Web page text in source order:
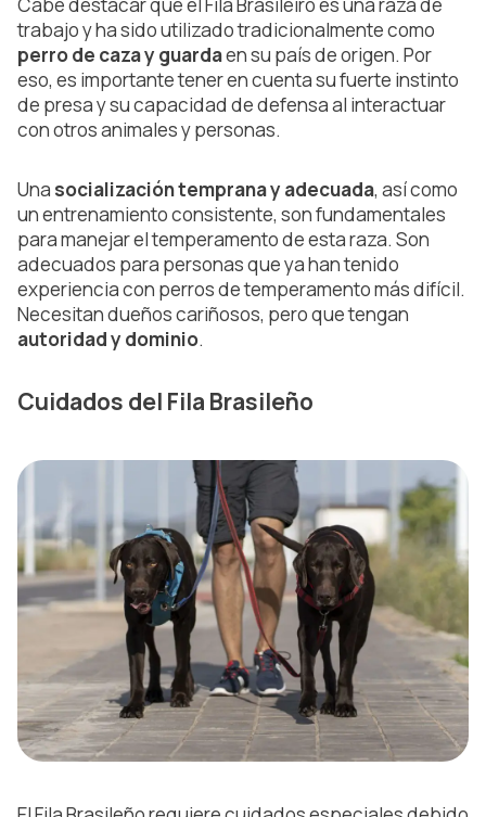
Cabe destacar que el Fila Brasileiro es una raza de
trabajo y ha sido utilizado tradicionalmente como
perro de caza y guardaen su país de origen. Por
eso, es importante tener en cuenta su fuerte instinto
de presa y su capacidad de defensa al interactuar
con otros animales y personas.
Una socialización temprana y adecuada, así como
un entrenamiento consistente, son fundamentales
para manejar el temperamento de esta raza. Son
adecuados para personas que ya han tenido
experiencia con perros de temperamento más difícil.
Necesitan dueños cariñosos, pero que tengan
autoridad y dominio.
Cuidados del Fila Brasileño